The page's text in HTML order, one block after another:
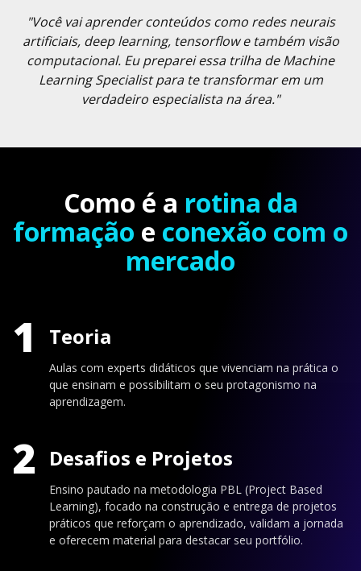
"Você vai aprender conteúdos como redes neurais
artificiais, deep learning, tensorflow e também visão
computacional. Eu preparei essa trilha de Machine
Learning Specialist para te transformar em um
verdadeiro especialista na área."
Como é a rotina da
formação e conexão com o
mercado
1 Teoria
Aulas com experts didáticos que vivenciam na prática o
que ensinam e possibilitam o seu protagonismo na
aprendizagem.
2 Desafios e Projetos
Ensino pautado na metodologia PBL (Project Based
Learning), focado na construção e entrega de projetos
práticos que reforçam o aprendizado, validam a jornada
e oferecem material para destacar seu portfólio.